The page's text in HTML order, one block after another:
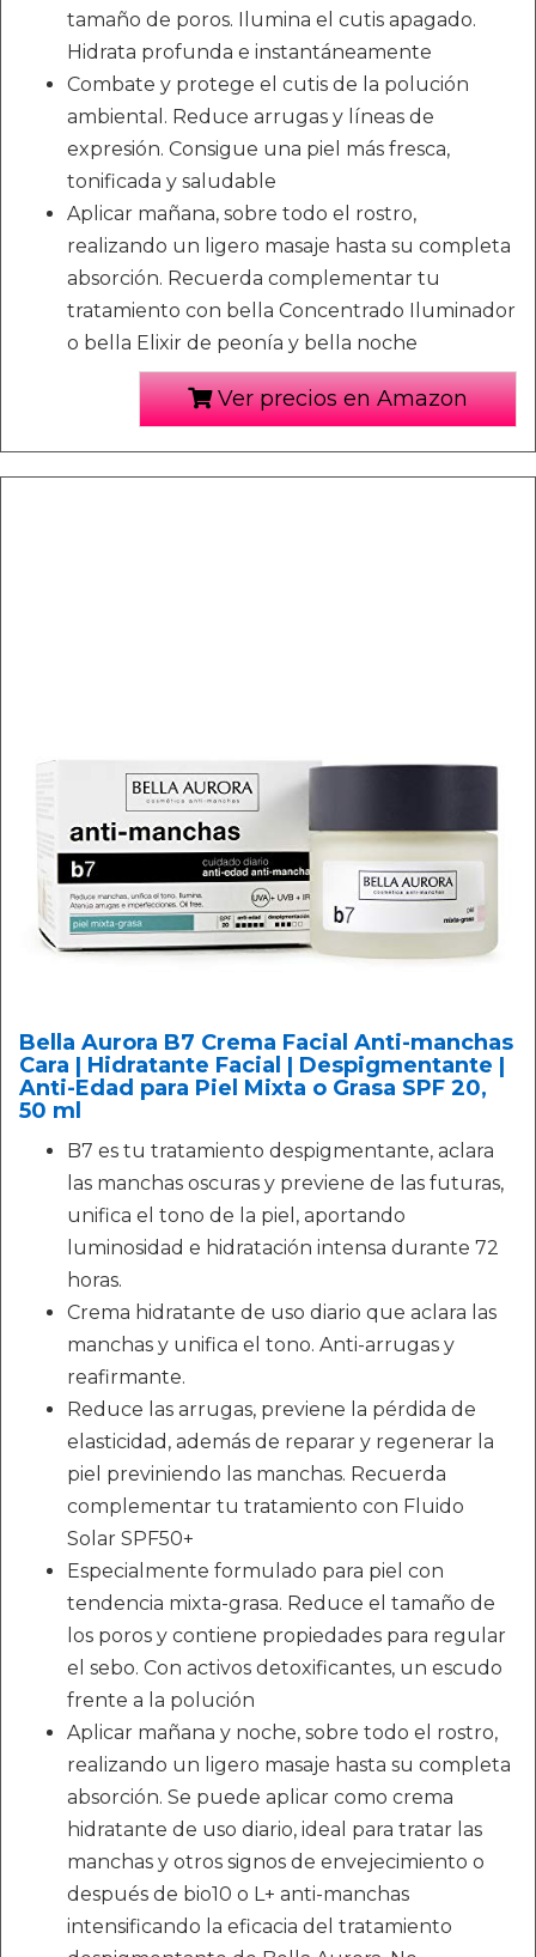
tamaño de poros. Ilumina el cutis apagado.
Hidrata profunda e instantáneamente
Combate y protege el cutis de la polución
ambiental. Reduce arrugas y líneas de
expresión. Consigue una piel más fresca,
tonificada y saludable
Aplicar mañana, sobre todo el rostro,
realizando un ligero masaje hasta su completa
absorción. Recuerda complementar tu
tratamiento con bella Concentrado Iluminador
o bella Elixir de peonía y bella noche
Ver precios en Amazon
Bella Aurora B7 Crema Facial Anti-manchas
Cara | Hidratante Facial | Despigmentante |
Anti-Edad para Piel Mixta o Grasa SPF 20,
50 ml
B7 es tu tratamiento despigmentante, aclara
las manchas oscuras y previene de las futuras,
unifica el tono de la piel, aportando
luminosidad e hidratación intensa durante 72
horas.
Crema hidratante de uso diario que aclara las
manchas y unifica el tono. Anti-arrugas y
reafirmante.
Reduce las arrugas, previene la pérdida de
elasticidad, además de reparar y regenerar la
piel previniendo las manchas. Recuerda
complementar tu tratamiento con Fluido
Solar SPF50+
Especialmente formulado para piel con
tendencia mixta-grasa. Reduce el tamaño de
los poros y contiene propiedades para regular
el sebo. Con activos detoxificantes, un escudo
frente a la polución
Aplicar mañana y noche, sobre todo el rostro,
realizando un ligero masaje hasta su completa
absorción. Se puede aplicar como crema
hidratante de uso diario, ideal para tratar las
manchas y otros signos de envejecimiento o
después de bio10 o L+ anti-manchas
intensificando la eficacia del tratamiento